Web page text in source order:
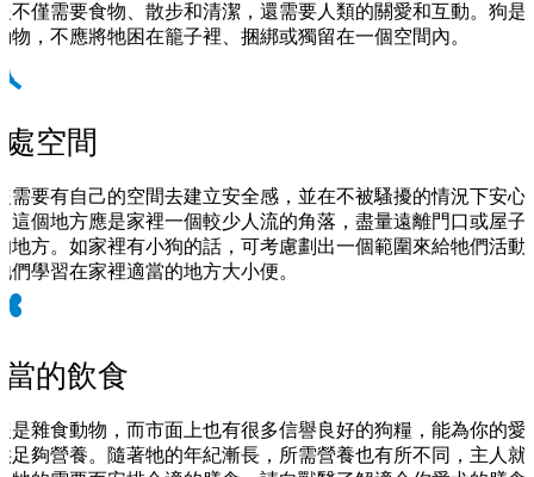
不僅需要食物、散步和清潔，還需要人類的關愛和互動。狗是
物，不應將牠困在籠子裡、捆綁或獨留在一個空間內。
空間
需要有自己的空間去建立安全感，並在不被騷擾的情況下安心
這個地方應是家裡一個較少人流的角落，盡量遠離門口或屋子
地方。如家裡有小狗的話，可考慮劃出一個範圍來給牠們活動
們學習在家裡適當的地方大小便。
的飲食
是雜食動物，而市面上也有很多信譽良好的狗糧，能為你的愛
足夠營養。隨著牠的年紀漸長，所需營養也有所不同，主人就